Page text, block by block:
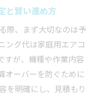
ーニング業者の特
金比較で見極める
めのチェックポイ
と賢い進め方
際、まず大切なのは予
ング代は家庭用エアコ
すが、機種や作業内容
オーバーを防ぐために
を明確にし、見積もり